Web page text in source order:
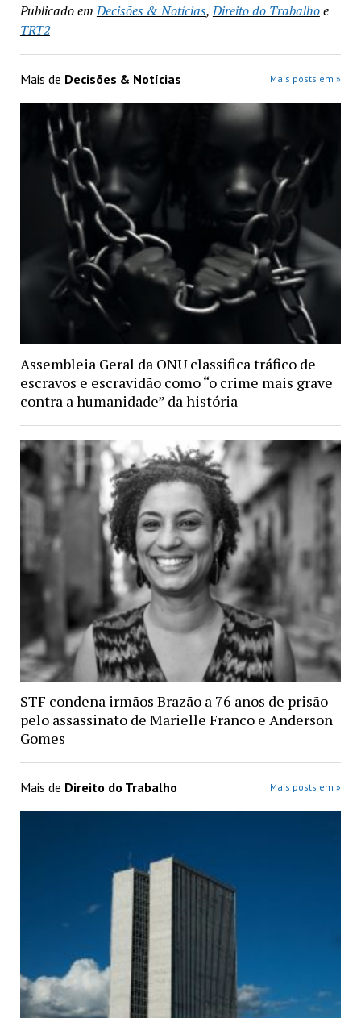
Publicado em Decisões & Notícias,Direito do Trabalhoe
TRT2
Mais de Decisões & Notícias Mais posts em »
Assembleia Geral da ONU classifica tráfico de
escravos e escravidão como “o crime mais grave
contra a humanidade” da história
STF condena irmãos Brazão a 76 anos de prisão
pelo assassinato de Marielle Franco e Anderson
Gomes
Mais de Direito do Trabalho Mais posts em »